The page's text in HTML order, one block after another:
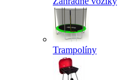
Trampolíny